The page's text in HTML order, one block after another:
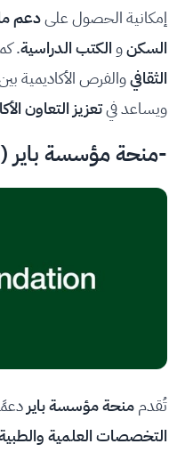
إمكانية الحصول علىدعم
السكنوالكتب الدراسية.
الثقافيوالفرص الأكاديمية
ويساعد فيتعزيز التعاون
-منحة مؤسسة باير (Bayer Foundation)
تُقدممنحة مؤسسة باير
التخصصات العلمية